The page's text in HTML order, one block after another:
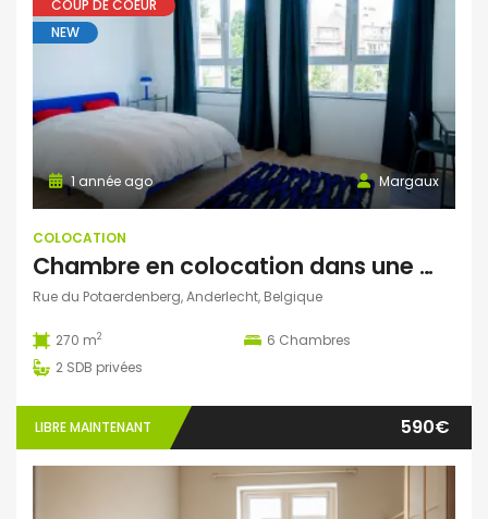
COUP DE COEUR
NEW
Margaux
1 année ago
COLOCATION
Chambre en colocation dans une maison entière rénovée à Anderlecht
Rue du Potaerdenberg, Anderlecht, Belgique
270 m2 6 Chambres
2 SDB privées
LIBRE MAINTENANT 590€